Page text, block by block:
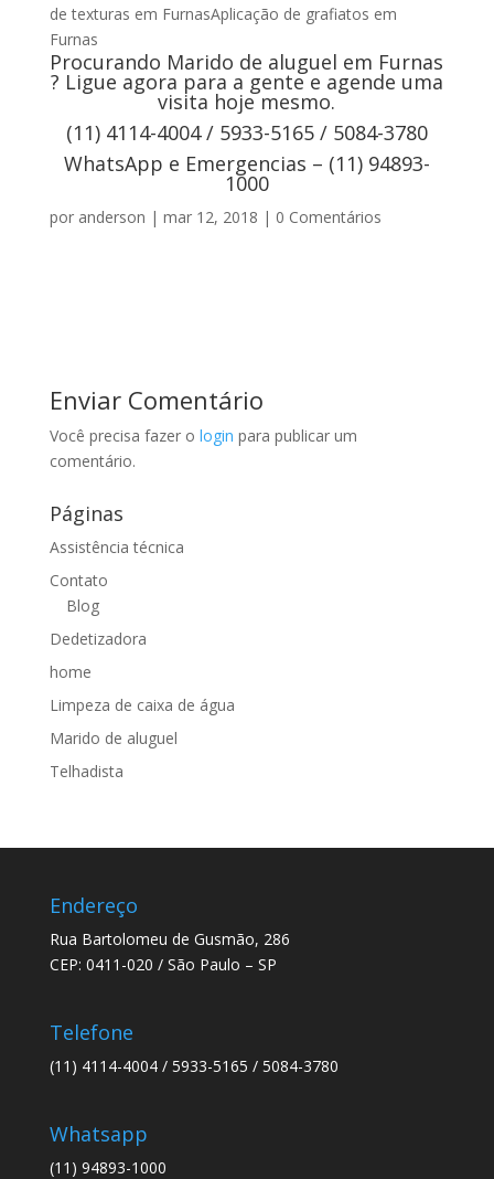
de texturas em FurnasAplicação de grafiatos em
Furnas
Procurando Marido de aluguel em Furnas
? Ligue agora para a gente e agende uma
visita hoje mesmo.
(11) 4114-4004 / 5933-5165 / 5084-3780
WhatsApp e Emergencias – (11) 94893-
1000
por anderson | mar 12, 2018 | 0 Comentários
Enviar Comentário
Você precisa fazer o login para publicar um
comentário.
Páginas
Assistência técnica
Contato
Blog
Dedetizadora
home
Limpeza de caixa de água
Marido de aluguel
Telhadista
Endereço
Rua Bartolomeu de Gusmão, 286
CEP: 0411-020 / São Paulo – SP
Telefone
(11) 4114-4004 / 5933-5165 / 5084-3780
Whatsapp
(11) 94893-1000